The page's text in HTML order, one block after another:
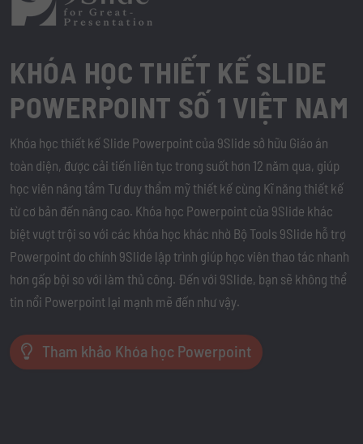
KHÓA HỌC THIẾT KẾ SLIDE
POWERPOINT SỐ 1 VIỆT NAM
Khóa học thiết kế Slide Powerpoint của 9Slide sở hữu Giáo án
toàn diện, được cải tiến liên tục trong suốt hơn 12 năm qua, giúp
học viên nâng tầm Tư duy thẩm mỹ thiết kế cùng Kĩ năng thiết kế
từ cơ bản đến nâng cao. Khóa học Powerpoint của 9Slide khác
biệt vượt trội so với các khóa học khác nhờ Bộ Tools 9Slide hỗ trợ
Powerpoint do chính 9Slide lập trình giúp học viên thao tác nhanh
hơn gấp bội so với làm thủ công. Đến với 9Slide, bạn sẽ không thể
tin nổi Powerpoint lại mạnh mẽ đến như vậy.
Tham khảo Khóa học Powerpoint